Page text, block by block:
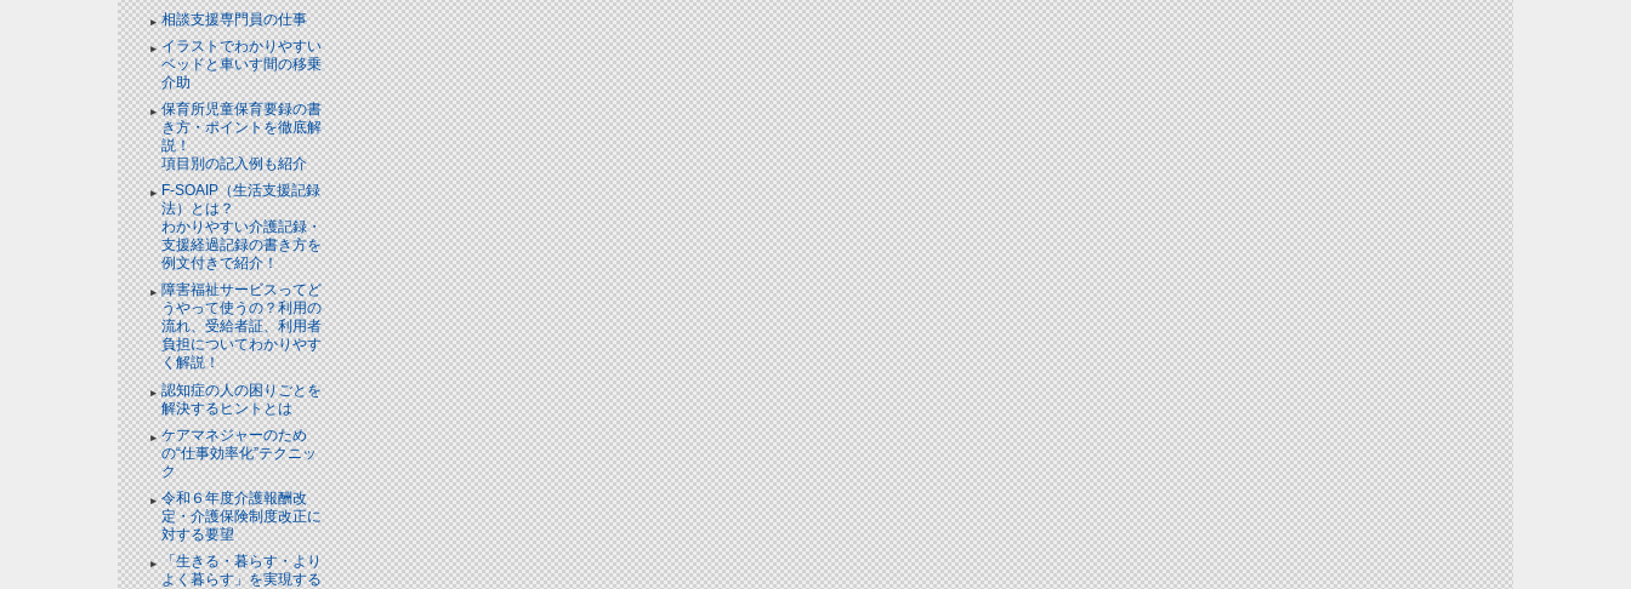
相談支援専門員の仕事
イラストでわかりやすい
ベッドと⾞いす間の移乗
介助
保育所児童保育要録の書
き方・ポイントを徹底解
説！
項目別の記入例も紹介
F-SOAIP（生活支援記録
法）とは？
わかりやすい介護記録・
支援経過記録の書き方を
例文付きで紹介！
障害福祉サービスってど
うやって使うの？利用の
流れ、受給者証、利用者
負担についてわかりやす
く解説！
認知症の人の困りごとを
解決するヒントとは
ケアマネジャーのため
の“仕事効率化”テクニッ
ク
令和６年度介護報酬改
定・介護保険制度改正に
対する要望
「生きる・暮らす・より
よく暮らす」を実現する